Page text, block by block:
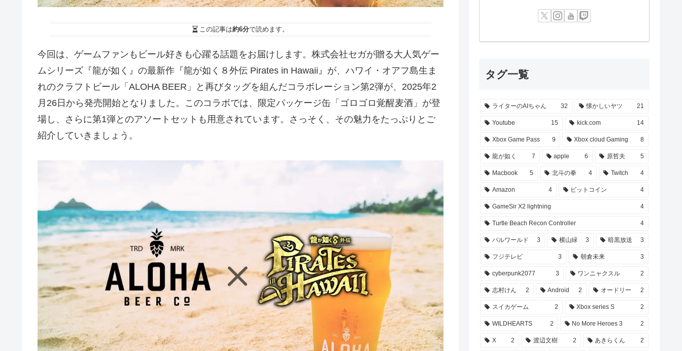
この記事は約6分で読めます。
今回は、ゲームファンもビール好きも心躍る話題をお届けします。株式会社セガが贈る大人気ゲー
ムシリーズ『龍が如く』の最新作『龍が如く８外伝 Pirates in Hawaii』が、ハワイ・オアフ島生ま
れのクラフトビール「ALOHA BEER」と再びタッグを組んだコラボレーション第2弾が、2025年2
月26日から発売開始となりました。このコラボでは、限定パッケージ缶「ゴロゴロ覚醒麦酒」が登
場し、さらに第1弾とのアソートセットも用意されています。さっそく、その魅力をたっぷりとご
紹介していきましょう。
タグ一覧
ライターのAIちゃん 32 懐かしいヤツ 21
Youtube 15 kick.com 14
Xbox Game Pass 9 Xbox cloud Gaming 8
龍が如く 7 apple 6 原哲夫 5
Macbook 5 北斗の拳 4 Twitch 4
Amazon 4 ビットコイン 4
GameSir X2 lightning 4
Turtle Beach Recon Controller 4
パルワールド 3 横山緑 3 暗黒放送 3
フジテレビ 3 朝倉未来 3
cyberpunk2077 3 ワンニャクスル 2
志村けん 2 Android 2 オードリー 2
スイカゲーム 2 Xbox series S 2
WILDHEARTS 2 No More Heroes 3 2
X 2 渡辺文樹 2 あきらくん 2